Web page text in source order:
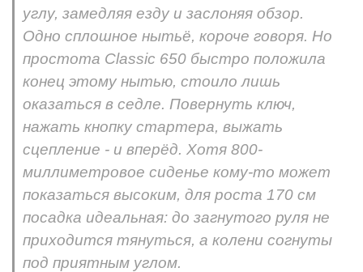
углу, замедляя езду и заслоняя обзор.
Одно сплошное нытьё, короче говоря. Но
простота Classic 650 быстро положила
конец этому нытью, стоило лишь
оказаться в седле. Повернуть ключ,
нажать кнопку стартера, выжать
сцепление - и вперёд. Хотя 800-
миллиметровое сиденье кому-то может
показаться высоким, для роста 170 см
посадка идеальная: до загнутого руля не
приходится тянуться, а колени согнуты
под приятным углом.